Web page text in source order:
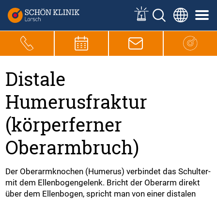
Distale
Humerusfraktur
(körperferner
Oberarmbruch)
Der Oberarmknochen (Humerus) verbindet das Schulter-
mit dem Ellenbogengelenk. Bricht der Oberarm direkt
über dem Ellenbogen, spricht man von einer distalen